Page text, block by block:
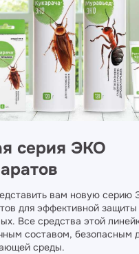
серия ЭКО
вам новую серию
для эффективной защиты
Все средства этой
составом, безопасным
среды.